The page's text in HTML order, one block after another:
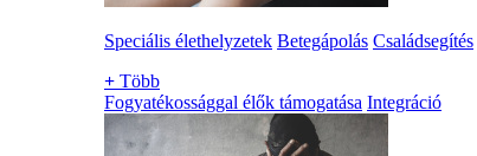
Speciális élethelyzetek Betegápolás Családsegítés
+ Több
Fogyatékossággal élők támogatása Integráció